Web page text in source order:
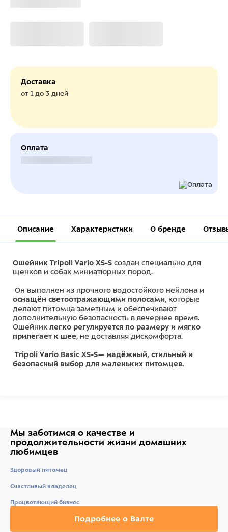
Доставка
от 1 до 3 дней
Оплата
Описание Характеристики О бренде
Ошейник Tripoli Vario XS-S создан специально для
щенков и собак миниатюрных пород.
Он выполнен из прочного водостойкого нейлона и
оснащён светоотражающими полосами, которые
делают питомца заметным и обеспечивают
дополнительную безопасность в вечернее время.
Ошейник легко регулируется по размеру и мягко
прилегает к шее, не доставляя дискомфорта.
Tripoli Vario Basic XS-S— надёжный, стильный и
безопасный выбор для маленьких питомцев.
Мы заботимся о качестве и
продолжительности жизни домашних
любимцев
Здоровый питомец
Счастливый владелец
Процветающий бизнес
Подробнее о Валте